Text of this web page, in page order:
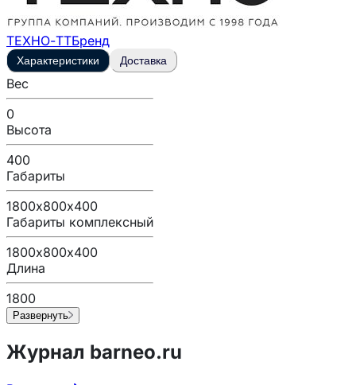
ТЕХНО-ТТБренд
Характеристики Доставка
Вес
0
Высота
400
Габариты
1800х800х400
Габариты комплексный
1800х800х400
Длина
1800
Развернуть
Журнал barneo.ru